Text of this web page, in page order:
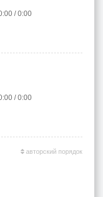
/ 0:00
/ 0:00
авторский порядок